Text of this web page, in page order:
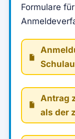
Formulare
Antrag
als der